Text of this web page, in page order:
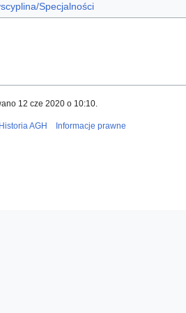
Specjalności
12 cze 2020 o 10:10.
AGH Informacje prawne